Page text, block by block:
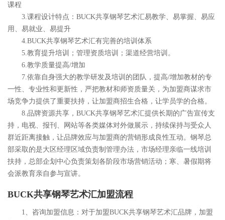
课程
3.课程设计特点：BUCK共享钢琴艺术汇易教学、易掌握、易应
用、易就业、易提升
4.BUCK共享钢琴艺术汇有完善的培训体系
5.教育提升培训；管理资质培训；渠道经营培训。
6.教学质量提高/增加
7.依靠自身强大的教学研发及培训的团队，提高/增加教材的专
一性、专业性和更新性，严把教材和师资质量关，为加盟商谋求市
场竞争力提供了重要扶持，让加盟商招生合格，让学员学的合格。
8.品牌资源共享，BUCK共享钢琴艺术汇提供长期的广告宣传支
持，电视、报刊、网站等各类媒体对外做展示，持续保持与受众人
群近距离接触，让品牌效应与加盟商的营销形成良性互动。 钢琴总
部采取的是大区经理区域负责制管理办法，市场经理亲临一线培训
扶持，总部企划中心负责策划各阶段市场营销活动；寒、暑假期将
会派教育亲自参与宣讲。
BUCK共享钢琴艺术汇加盟流程
1、咨询加盟信息：对于加盟BUCK共享钢琴艺术汇品牌，加盟